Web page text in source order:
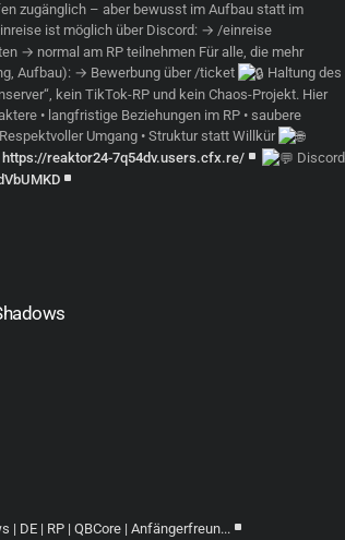
zugänglich – aber bewusst im Aufbau statt im
ist möglich über Discord: → /einreise
→ normal am RP teilnehmen Für alle, die mehr
Aufbau): → Bewerbung über /ticket
Haltung des
kein TikTok-RP und kein Chaos-Projekt. Hier
• langfristige Beziehungen im RP • saubere
Umgang • Struktur statt Willkür
https://reaktor24-7q54dv.users.cfx.re/
Discord
| DE | RP | QBCore | Anfängerfreun...